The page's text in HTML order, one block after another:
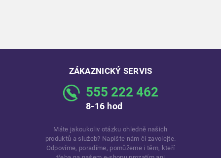
ZÁKAZNICKÝ SERVIS
555 222 462
8-16 hod
Máte jakoukoliv otázku ohledně našich
produktů a služeb? Napište nám či zavolejte.
Odpovíme, poradíme, pomůžeme i těm, kteří